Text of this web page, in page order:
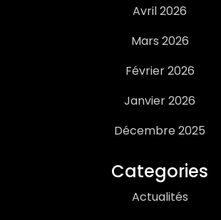
Avril 2026
Mars 2026
Février 2026
Janvier 2026
Décembre 2025
Categories
Actualités